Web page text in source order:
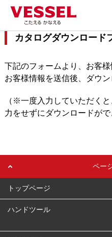
カタログダウンロード
下記のフォームより、お客様
お客様情報を送信後、ダウ
（※一度入力していただく
力をせずにダウンロードがで
ペー
トップページ
ハンドツール